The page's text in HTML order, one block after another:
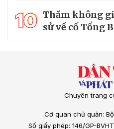
10 Thăm không
sử về cố Tổng
Chuyên trang
Cơ quan chủ quản:
Số giấy phép: 146/GP-